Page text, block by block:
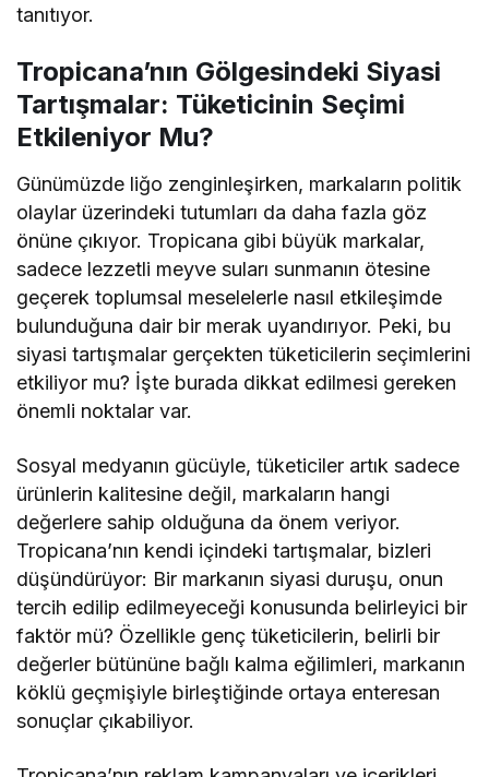
tanıtıyor.
Tropicana’nın Gölgesindeki Siyasi
Tartışmalar: Tüketicinin Seçimi
Etkileniyor Mu?
Günümüzde liğo zenginleşirken, markaların politik
olaylar üzerindeki tutumları da daha fazla göz
önüne çıkıyor. Tropicana gibi büyük markalar,
sadece lezzetli meyve suları sunmanın ötesine
geçerek toplumsal meselelerle nasıl etkileşimde
bulunduğuna dair bir merak uyandırıyor. Peki, bu
siyasi tartışmalar gerçekten tüketicilerin seçimlerini
etkiliyor mu? İşte burada dikkat edilmesi gereken
önemli noktalar var.
Sosyal medyanın gücüyle, tüketiciler artık sadece
ürünlerin kalitesine değil, markaların hangi
değerlere sahip olduğuna da önem veriyor.
Tropicana’nın kendi içindeki tartışmalar, bizleri
düşündürüyor: Bir markanın siyasi duruşu, onun
tercih edilip edilmeyeceği konusunda belirleyici bir
faktör mü? Özellikle genç tüketicilerin, belirli bir
değerler bütününe bağlı kalma eğilimleri, markanın
köklü geçmişiyle birleştiğinde ortaya enteresan
sonuçlar çıkabiliyor.